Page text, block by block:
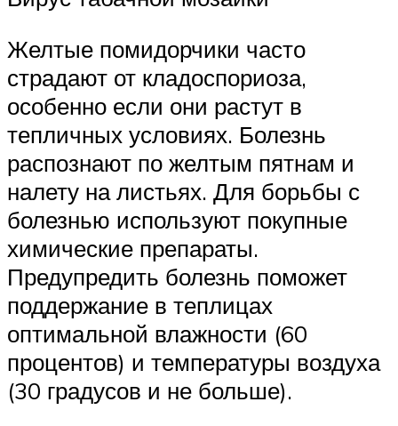
Желтые помидорчики часто
страдают от кладоспориоза,
особенно если они растут в
тепличных условиях. Болезнь
распознают по желтым пятнам и
налету на листьях. Для борьбы с
болезнью используют покупные
химические препараты.
Предупредить болезнь поможет
поддержание в теплицах
оптимальной влажности (60
процентов) и температуры воздуха
(30 градусов и не больше).